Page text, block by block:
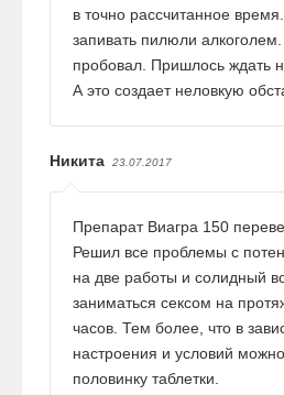
в точно рассчитанное
запивать пилюли
пробовал. Пришлось ждать
А это создает неловкую
Никита 23.07.2017
Препарат Виагра 150
Решил все проблемы с
на две работы и солидный
заниматься сексом на
часов. Тем более, что в
настроения и условий
половинку таблетки.